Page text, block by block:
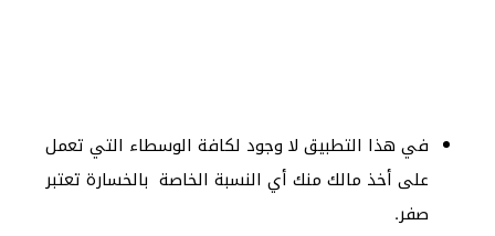
في هذا التطبيق لا وجود لكافة الوسطاء التي تعمل
على أخذ مالك منك أي النسبة الخاصة بالخسارة تعتبر
صفر.